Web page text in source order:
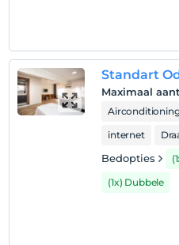
Standart
Maximaal
internet
Bedopties
(1x) Dubbele